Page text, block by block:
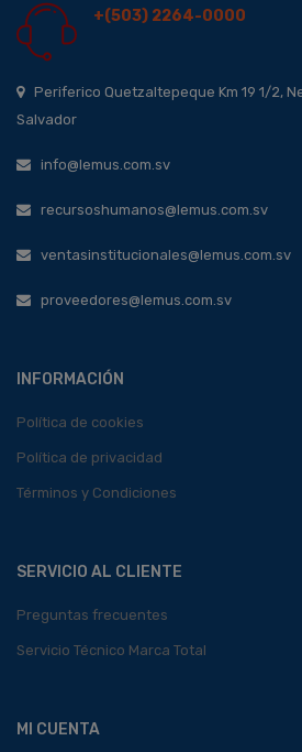
+(503) 2264-0000
Periferico Quetzaltepeque Km 19 1/2,
Salvador
info@lemus.com.sv
recursoshumanos@lemus.com.sv
ventasinstitucionales@lemus.com.sv
proveedores@lemus.com.sv
INFORMACIÓN
Política de cookies
Política de privacidad
Términos y Condiciones
SERVICIO AL CLIENTE
Preguntas frecuentes
Servicio Técnico Marca Total
MI CUENTA